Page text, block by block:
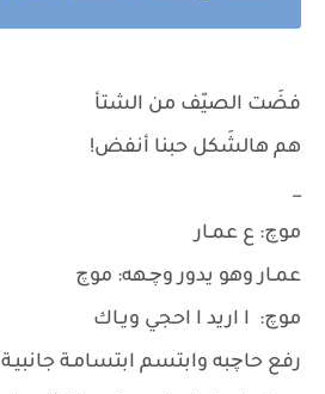
فضَت الصيّف من الشتأ
هم هالشَكل حبنا أنفض!
_
موچ: ع عمـار
عمـار وهو يدور وچـهه: موچ
موچ: ا اريد ا احجي ويـاك
رفع حاچبه وابتسم ابتسامـة جانبيـة